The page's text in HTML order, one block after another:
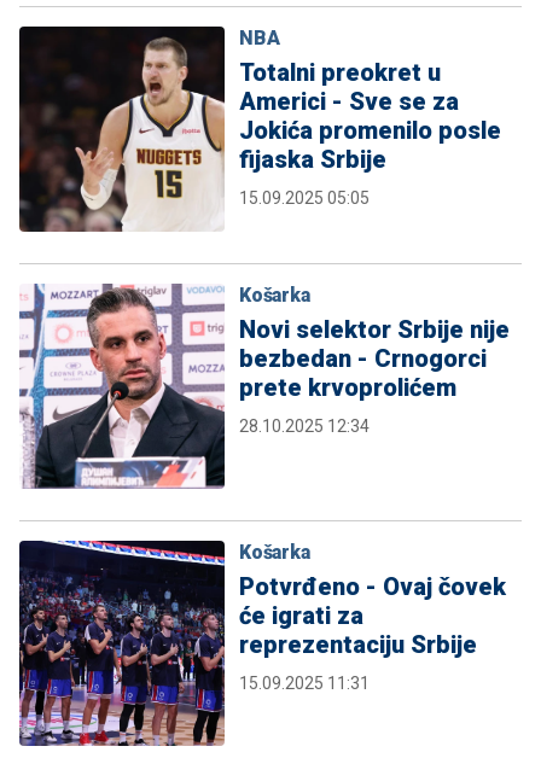
NBA
Totalni preokret u
Americi - Sve se za
Jokića promenilo posle
fijaska Srbije
15.09.2025 05:05
Košarka
Novi selektor Srbije nije
bezbedan - Crnogorci
prete krvoprolićem
28.10.2025 12:34
Košarka
Potvrđeno - Ovaj čovek
će igrati za
reprezentaciju Srbije
15.09.2025 11:31